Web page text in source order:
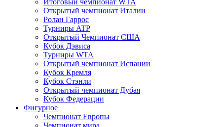
Открытый чемпионат Италии
Ролан Гаррос
Турниры ATP
Открытый Чемпионат США
Кубок Дэвиса
Турниры WTA
Открытый чемпионат Испании
Кубок Кремля
Кубок Стэнли
Открытый чемпионат Дубая
Кубок Федерации
Фигурное
Чемпионат Европы
Чемпионат мира